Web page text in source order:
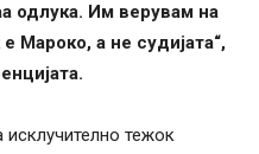
одлука. Им верувам на
Мароко, а не судијата“,
тежок